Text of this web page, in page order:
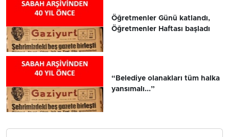
Öğretmenler Günü katlandı,
Öğretmenler Haftası başladı
“Belediye olanakları tüm halka
yansımalı...”